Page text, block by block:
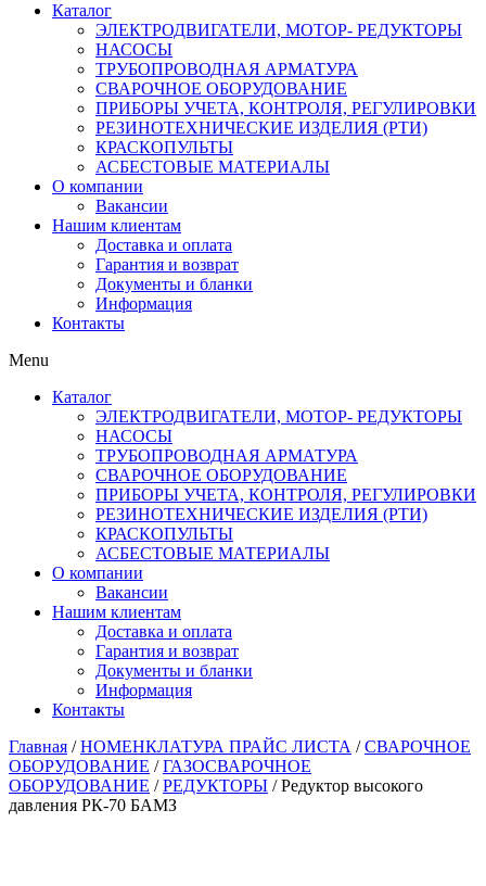
Каталог
ЭЛЕКТРОДВИГАТЕЛИ, МОТОР- РЕДУКТОРЫ
НАСОСЫ
ТРУБОПРОВОДНАЯ АРМАТУРА
СВАРОЧНОЕ ОБОРУДОВАНИЕ
ПРИБОРЫ УЧЕТА, КОНТРОЛЯ, РЕГУЛИРОВКИ
РЕЗИНОТЕХНИЧЕСКИЕ ИЗДЕЛИЯ (РТИ)
КРАСКОПУЛЬТЫ
АСБЕСТОВЫЕ МАТЕРИАЛЫ
О компании
Вакансии
Нашим клиентам
Доставка и оплата
Гарантия и возврат
Документы и бланки
Информация
Контакты
Menu
Каталог
ЭЛЕКТРОДВИГАТЕЛИ, МОТОР- РЕДУКТОРЫ
НАСОСЫ
ТРУБОПРОВОДНАЯ АРМАТУРА
СВАРОЧНОЕ ОБОРУДОВАНИЕ
ПРИБОРЫ УЧЕТА, КОНТРОЛЯ, РЕГУЛИРОВКИ
РЕЗИНОТЕХНИЧЕСКИЕ ИЗДЕЛИЯ (РТИ)
КРАСКОПУЛЬТЫ
АСБЕСТОВЫЕ МАТЕРИАЛЫ
О компании
Вакансии
Нашим клиентам
Доставка и оплата
Гарантия и возврат
Документы и бланки
Информация
Контакты
Главная /НОМЕНКЛАТУРА ПРАЙС ЛИСТА /СВАРОЧНОЕ
ОБОРУДОВАНИЕ /ГАЗОСВАРОЧНОЕ
ОБОРУДОВАНИЕ /РЕДУКТОРЫ / Редуктор высокого
давления РК-70 БАМЗ